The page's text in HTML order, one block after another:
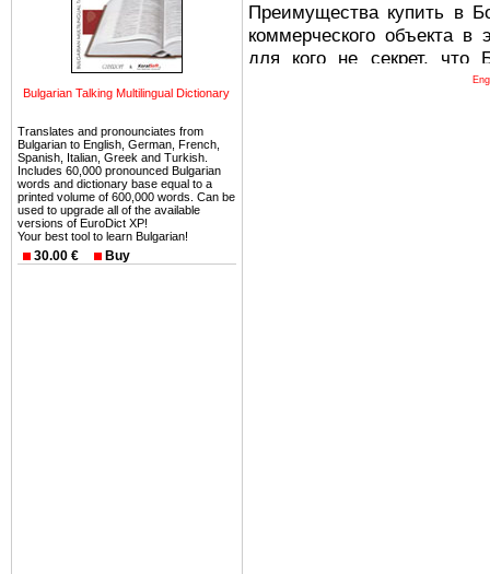
Bulgarian Talking Multilingual Dictionary
Translates and pronounciates from
Bulgarian to English, German, French,
Spanish, Italian, Greek and Turkish.
Includes 60,000 pronounced Bulgarian
words and dictionary base equal to a
printed volume of 600,000 words. Can be
used to upgrade all of the available
versions of EuroDict XP!
Your best tool to learn Bulgarian!
30.00 € Buy
Преимущества купить в
коммерческого объекта
для кого не секрет, что
древних и прекрасных